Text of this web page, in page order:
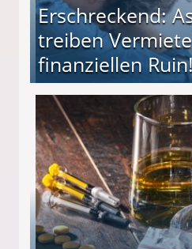
Erschreckend:
treiben
finanziellen
(34) in den finanziellen Ruin!